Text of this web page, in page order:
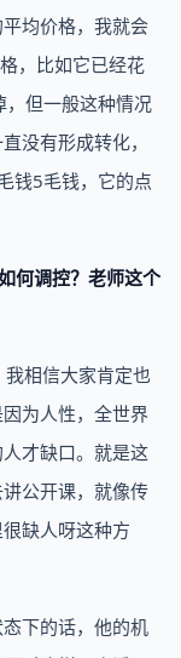
均价格，我就会
，比如它已经花
但一般这种情况
没有形成转化，
钱5毛钱，它的点
何调控？老师这个
相信大家肯定也
为人性，全世界
才缺口。就是这
公开课，就像传
缺人呀这种方
下的话，他的机